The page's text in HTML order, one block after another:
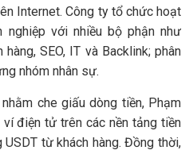
Internet. Công ty tổ chức hoạt
nghiệp với nhiều bộ phận như
SEO, IT và Backlink; phân
nhóm nhân sự.
che giấu dòng tiền, Phạm
điện tử trên các nền tảng tiền
từ khách hàng. Đồng thời,